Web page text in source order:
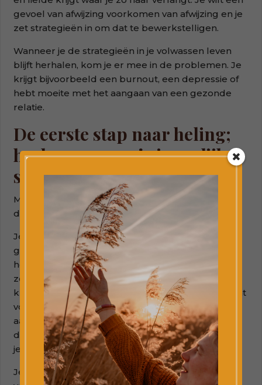
gevoel van afwijzing voorkomen van afwijzing en je
zet strategieën in om dat te bewerkstelligen.
Wanneer je de strategieën in je volwassen leven
blijft herhalen, kom je er mee in de problemen. Je
krijgt bijvoorbeeld een burnout, een depressie of
hebt moeite met het aangaan van een gezonde
relatie.
De eerste stap naar heling;
herkennen van je innerlijke
stem
Maar het goede nieuws is dat je er iets aan kunt
doen!
Je kunt je bewust worden van de negatieve
grammofoonplaat die de hele tijd opstaat in je
hoofd. Je kunt observeren wat die stem tegen je
zegt. DAT is de eerste stap naar heling. Als je dat
kunt horen en je daar van bewust kunt zijn en kunt
voelen ”oh, ik ben hier in het hier en nu EN ik hoor
aan de zijkant in mijn hoofd zo die plaat draaien”
dan kun je er afstand van nemen, en dat deel in
jezelf vragen om een stapje terug te doen.
Je wordt de regisseur van je leven en je kunt er